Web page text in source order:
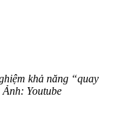
khả năng “quay
Youtube